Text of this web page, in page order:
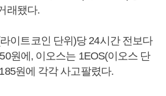
래됐다.
이트코인 단위)당 24시간 전보다
원에, 이오스는 1EOS(이오스 단
원에 각각 사고팔렸다.